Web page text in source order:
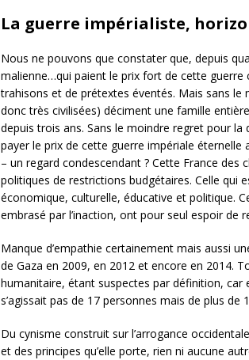
La guerre impérialiste,
Nous ne pouvons que constater que, depuis
malienne…qui paient le prix fort de cette guerre
trahisons et de prétextes éventés. Mais sans
donc très civilisées) déciment une famille
depuis trois ans. Sans le moindre regret pour
payer le prix de cette guerre impériale éternelle
– un regard condescendant ? Cette France
politiques de restrictions budgétaires. Celle qui
économique, culturelle, éducative et politique.
embrasé par l’inaction, ont pour seul espoir de
Manque d’empathie certainement mais aussi
de Gaza en 2009, en 2012 et encore en 2014.
humanitaire, étant suspectes par définition, car
s’agissait pas de 17 personnes mais de plus
Du cynisme construit sur l’arrogance
et des principes qu’elle porte, rien ni aucune